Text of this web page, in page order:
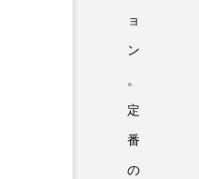
ョ
ン
。
定
番
の